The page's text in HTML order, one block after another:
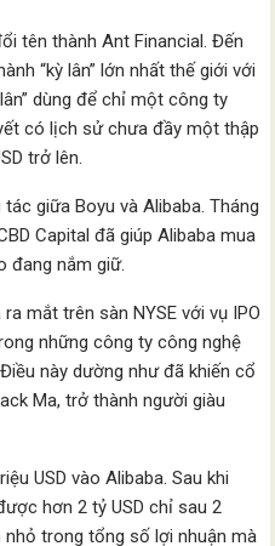
tên thành Ant Financial. Đến
“kỳ lân” lớn nhất thế giới với
dùng để chỉ một công ty
có lịch sử chưa đầy một thập
trở lên.
giữa Boyu và Alibaba. Tháng
Capital đã giúp Alibaba mua
đang nắm giữ.
mắt trên sàn NYSE với vụ IPO
những công ty công nghệ
này dường như đã khiến cổ
Ma, trở thành người giàu
USD vào Alibaba. Sau khi
hơn 2 tỷ USD chỉ sau 2
trong tổng số lợi nhuận mà